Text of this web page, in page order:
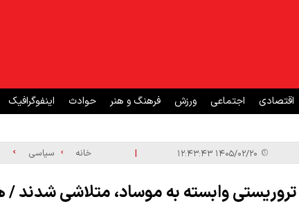
اقتصادی اجتماعی ورزش فرهنگ و هنر حوادث اینفوگرافیک
| خانه سیاسی
وابسته به موساد، متلاشی